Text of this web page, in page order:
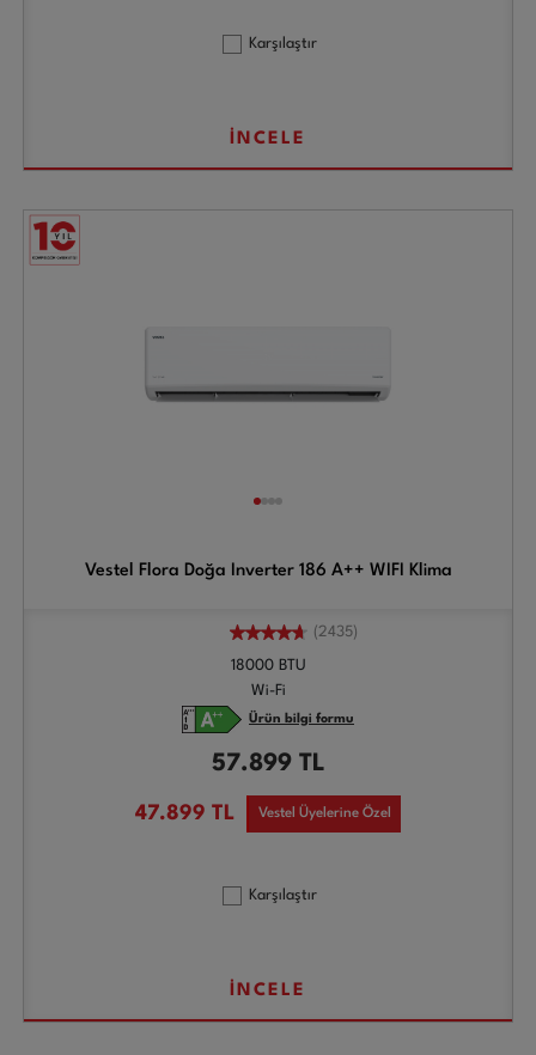
Karşılaştır
İNCELE
Vestel Flora Doğa Inverter 186 A++ WIFI Klima
(2435)
18000 BTU
Wi-Fi
Ürün bilgi formu
57.899 TL
47.899 TL Vestel Üyelerine Özel
Karşılaştır
İNCELE